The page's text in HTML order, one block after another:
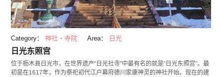
Category： 神社・寺院 Area： 日光
日光东照宫
位于枥木县日光市，在世界遗产“日光社寺”中最有名的就是“日光东照宫”。最
初是在1617年，作为祭祀初代江户幕府德川家康神灵的神社开始。现在的建